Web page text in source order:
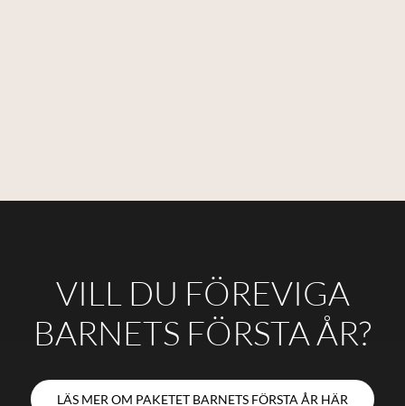
VILL DU FÖREVIGA
BARNETS FÖRSTA ÅR?
LÄS MER OM PAKETET BARNETS FÖRSTA ÅR HÄR